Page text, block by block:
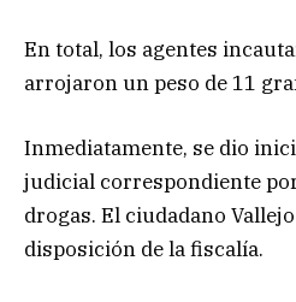
En total, los agentes
arrojaron un peso de 11
Inmediatamente, se dio
judicial correspondiente
drogas. El ciudadano
disposición de la fiscalía.